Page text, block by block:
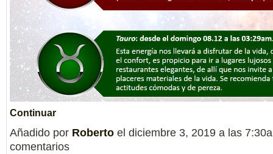
Continuar
Añadido por Roberto el diciembre 3, 2019 a las
comentarios